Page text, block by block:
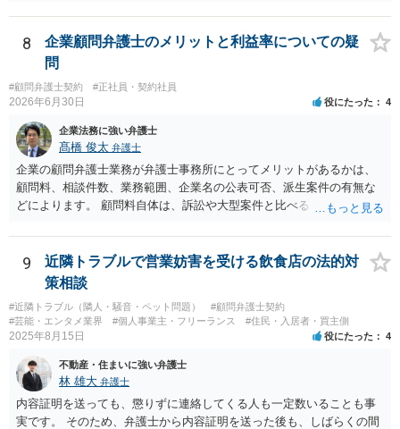
いうご質問であると理解しました。 まず、「物理的にできない開発で
一方的に契約不履行のように伝えられ」とのことですが、「物理的に
できない」と真に言えるのかどうか、なぜ「物理的にできない開発」
い」という意味が、単に「契約に記載された納期では間に合わない」
ということであれば、それは単純に履行遅滞を理由とする債務不履行
ですから、契約解除は有効です。 「物理的にできない」が、そもそも
そのような開発は理論的に不可能（例えば、タイムマシンを作るとい
う契約等）であれば、契約自体が無効になる可能性があります。 いず
れの場合であっても、結局は、上記の「物理的にできない」部分を除
いた部分は開発完了しているということですから、その部分に相当す
る請負代金は請求できる可能性があります。 ただし、当該開発完了部
分だけでどれくらいの価値があるのか、が問題になります。 一般論は
以上で、より個別的なお話は、詳しい契約内容や開発内容を知る必要
がありますので、正式に弁護士に相談することも検討された方がよい
と思います。
8
企業顧問弁護士のメリットと利益率についての疑
問
#顧問弁護士契約 #正社員・契約社員
2026年6月30日 役にたった 4
企業法務に強い弁護士
髙橋 俊太 弁護士
企業の顧問弁護士業務が弁護士事務所にとってメリットがあるかは、
顧問料、相談件数、業務範囲、企業名の公表可否、派生案件の有無な
どによります。 顧問料自体は、訴訟や大型案件と比べると大きな利益
とってメリットです。また、契約書、労務、債権回収、クレーム対
応、従業員対応など、顧問先から別案件が発生することもあります。
さらに、ある程度知名度のある企業について、実名で顧問先として公
表できるのであれば、事務所の信用や実績としての意味もあります。
一方で、例えば、福利厚生部門の顧問の場合、従業員個人の相談が多
かったり、細かい相談に頻繁に対応する必要があったりすると、顧問
では、特に、顧問契約書において、相談件数、相談方法、回答範囲、
個別受任に進む場合の扱いなどを明確に定めておく必要が大きいと考
えられます。
9
近隣トラブルで営業妨害を受ける飲食店の法的対
策相談
#近隣トラブル（隣人・騒音・ペット問題）
#顧問弁護士契約
#芸能・エンタメ業界
#個人事業主・フリーランス #住民・入居者・買主側
2025年8月15日 役にたった 4
不動産・住まいに強い弁護士
林 雄大 弁護士
内容証明を送っても、懲りずに連絡してくる人も一定数いることも事
実です。 そのため、弁護士から内容証明を送った後も、しばらくの間